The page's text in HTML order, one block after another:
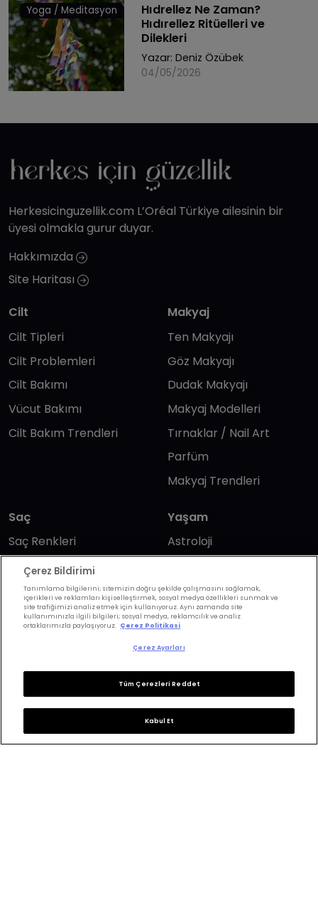
Yoga / Meditasyon
Hıdrellez Ne Zaman?
Hıdırellez Ritüelleri ve
Dilekleri
Yazar: Deniz Özübek
04/05/2026
Herkesicinguzellik.com L’Oréal Türkiye ailesinin bir
üyesi olmakla gurur duyar.
Hakkımızda
Site Haritası
Cilt
Cilt Tipleri
Cilt Problemleri
Cilt Bakımı
Vücut Bakımı
Cilt Bakım Trendleri
Makyaj
Ten Makyajı
Göz Makyajı
Dudak Makyajı
Makyaj Modelleri
Tırnaklar / Nail Art
Parfüm
Makyaj Trendleri
Saç
Saç Renkleri
Saç Modelleri
Saç Bakımı
Saç Kesimi
Yaşam
Astroloji
Günlük Yaşam
Anne & Bebek
Hesaplama
Kuafor Bulma
Çerez Bildirimi
Tanımlama bilgilerini; sitemizin doğru şekilde çalışmasını sağlamak,
içerikleri ve reklamları kişiselleştirmek, sosyal medya özellikleri sunmak ve
site trafiğimizi analiz etmek için kullanıyoruz. Aynı zamanda site
kullanımınızla ilgili bilgileri; sosyal medya, reklamcılık ve analiz
ortaklarımızla paylaşıyoruz. Çerez Politikasi
Çerez Ayarları
Tüm Çerezleri Reddet
Kabul Et